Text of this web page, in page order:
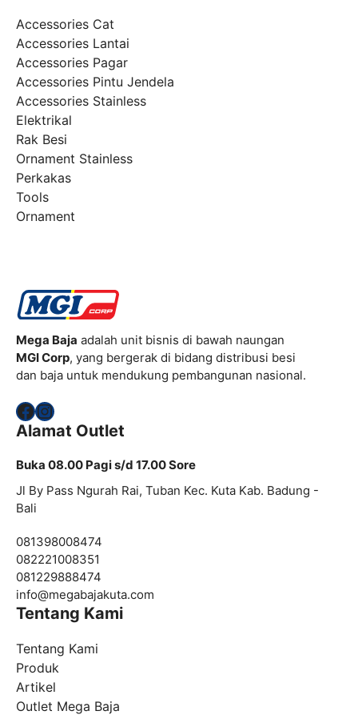
Accessories Cat
Accessories Lantai
Accessories Pagar
Accessories Pintu Jendela
Accessories Stainless
Elektrikal
Rak Besi
Ornament Stainless
Perkakas
Tools
Ornament
Mega Baja adalah unit bisnis di bawah naungan
MGI Corp, yang bergerak di bidang distribusi besi
dan baja untuk mendukung pembangunan nasional.
Facebook
Instagram
Alamat Outlet
Buka 08.00 Pagi s/d 17.00 Sore
Jl By Pass Ngurah Rai, Tuban Kec. Kuta Kab. Badung -
Bali
081398008474
082221008351
081229888474
info@megabajakuta.com
Tentang Kami
Tentang Kami
Produk
Artikel
Outlet Mega Baja